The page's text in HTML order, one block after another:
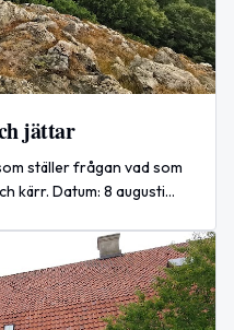
jättar
ställer frågan vad som
kärr. Datum: 8 augusti